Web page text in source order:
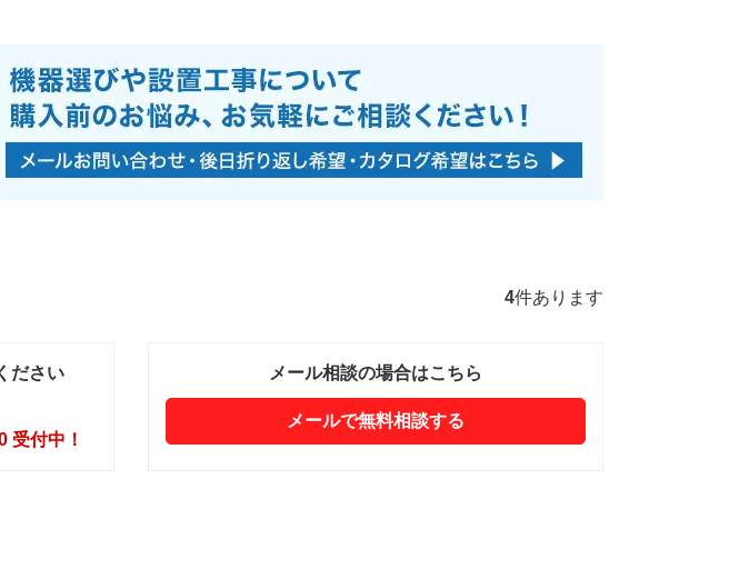
4件あります
ださい
受付中！
メール相談の場合はこちら
メールで無料相談する